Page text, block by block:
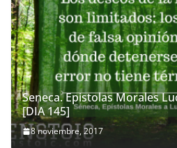
Seneca. Epistolas Morales
[DIA 145]
8 noviembre, 2017